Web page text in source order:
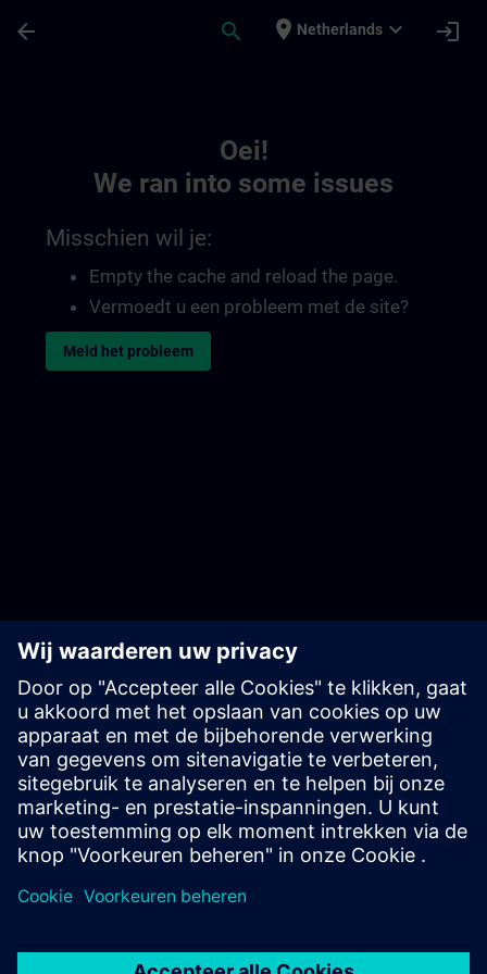
arrow_back search place Netherlands expand_more login
Oei!
We ran into some issues
Misschien wil je:
Empty the cache and reload the page.
Vermoedt u een probleem met de site?
Meld het probleem